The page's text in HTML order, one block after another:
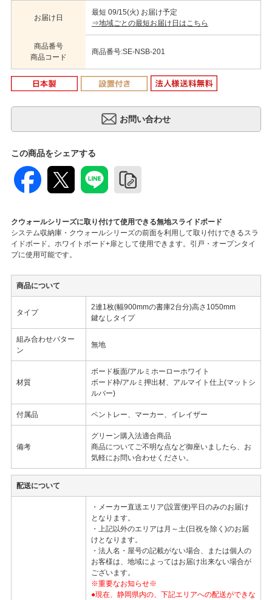
お届け日
最短 09/15(火) お届け予定
⇒地域ごとの最短お届け日はこちら
商品番号
商品コード
商品番号:SE-NSB-201
この商品をシェアする
クウォールシリーズに取り付けて使用できる無地スライドボード
システム収納庫・クウォールシリーズの前面を利用して取り付けできるスラ
イドボード。ホワイトボード+扉として使用できます。引戸・オープンタイ
プに使用可能です。
商品について
タイプ
2連1枚(幅900mmの書庫2台分)高さ1050mm
鍵なしタイプ
組み合わせパター
ン
無地
材質
ボード板面/アルミホーローホワイト
ボード枠/アルミ押出材、アルマイト仕上(マットシ
ルバー)
付属品 ペントレー、マーカー、イレイザー
備考
グリーン購入法適合商品
商品についてご不明な点など御座いましたら、お
気軽にお問い合わせください。
配送について
・メーカー直送エリア(設置便)平日のみのお届け
となります。
・上記以外のエリアは月～土(日祝を除く)のお届
けとなります。
・法人名・屋号の記載がない場合、または個人の
お客様は、地域によってはお届け出来ない場合が
ございます。
※重要なお知らせ※
●現在、静岡県内の、下記エリアへの配送ができな